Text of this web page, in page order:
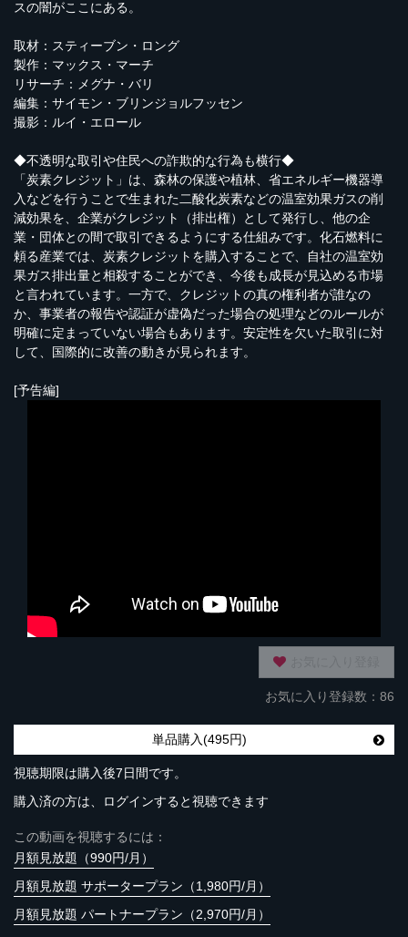
スの闇がここにある。
取材：スティーブン・ロング
製作：マックス・マーチ
リサーチ：メグナ・バリ
編集：サイモン・ブリンジョルフッセン
撮影：ルイ・エロール
◆不透明な取引や住民への詐欺的な行為も横行◆
「炭素クレジット」は、森林の保護や植林、省エネルギー機器導
入などを行うことで生まれた二酸化炭素などの温室効果ガスの削
減効果を、企業がクレジット（排出権）として発行し、他の企
業・団体との間で取引できるようにする仕組みです。化石燃料に
頼る産業では、炭素クレジットを購入することで、自社の温室効
果ガス排出量と相殺することができ、今後も成長が見込める市場
と言われています。一方で、クレジットの真の権利者が誰なの
か、事業者の報告や認証が虚偽だった場合の処理などのルールが
明確に定まっていない場合もあります。安定性を欠いた取引に対
して、国際的に改善の動きが見られます。
[予告編]
お気に入り登録数：86
単品購入(495円)
視聴期限は購入後7日間です。
購入済の方は、ログインすると視聴できます
この動画を視聴するには：
月額見放題（990円/月）
月額見放題 サポータープラン（1,980円/月）
月額見放題 パートナープラン（2,970円/月）